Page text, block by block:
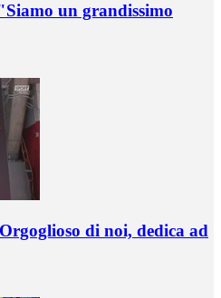
un grandissimo
di noi, dedica ad